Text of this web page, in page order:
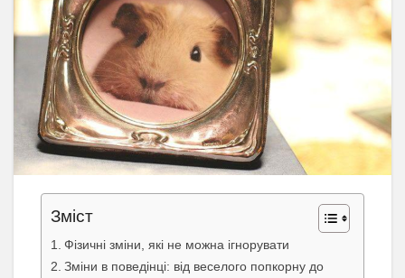
Зміст
Фізичні зміни, які не можна ігнорувати
Зміни в поведінці: від веселого попкорну до